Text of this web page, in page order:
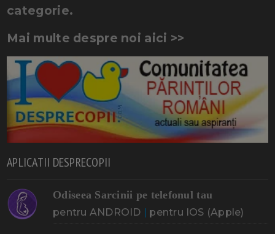
categorie.
Mai multe despre noi aici >>
APLICATII DESPRECOPII
Odiseea Sarcinii pe telefonul tau
pentru ANDROID pentru IOS (Apple)